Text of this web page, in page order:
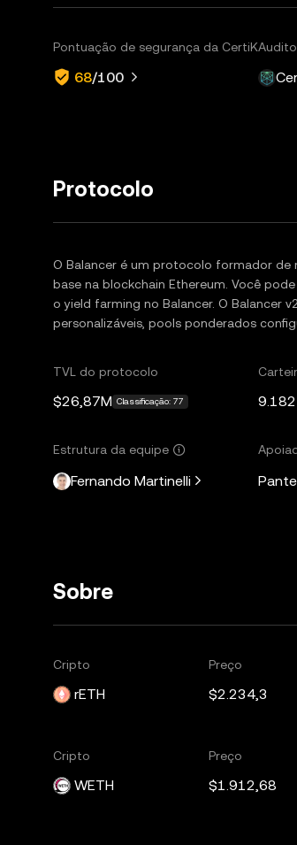
Pontuação de segurança da CertiK
68/100
Protocolo
O Balancer é um protocolo formador
base na blockchain Ethereum. Você
o yield farming no Balancer. O Balancer
personalizáveis, pools ponderados
TVL do protocolo
$26,87M Classificação: 77 9.182
Estrutura da equipe
Fernando Martinelli
Sobre
Cripto
rETH
Preço
$2.234,3
Cripto
WETH
Preço
$1.912,68